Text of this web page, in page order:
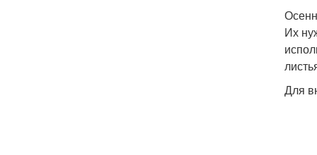
Их
Для